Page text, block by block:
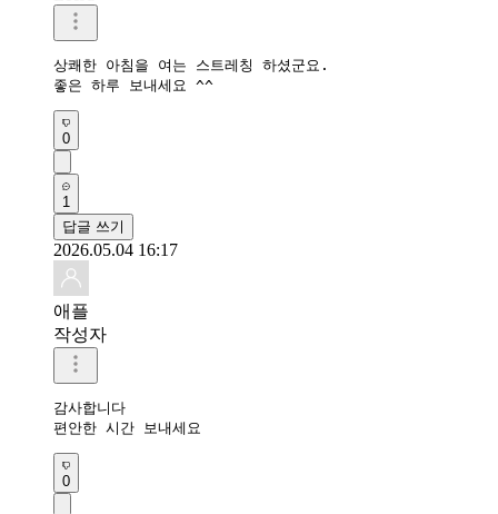
상쾌한 아침을 여는 스트레칭 하셨군요.
좋은 하루 보내세요 ^^
0
1
답글 쓰기
2026.05.04 16:17
애플
작성자
감사합니다
편안한 시간 보내세요
0